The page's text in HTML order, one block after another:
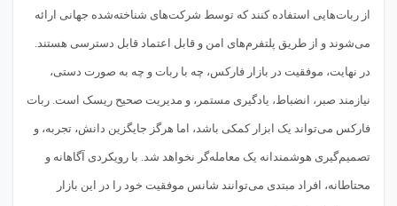
از ربات‌هایی استفاده کنند که توسط شرکت‌های شناخته‌شده جهانی ارائه
می‌شوند و از طریق پلتفرم‌های امن و قابل اعتماد قابل دسترسی هستند.
در نهایت، موفقیت در بازار فارکس، چه با ربات و چه به صورت دستی،
نیازمند صبر، انضباط، یادگیری مستمر، و مدیریت صحیح ریسک است. ربات
فارکس می‌تواند یک ابزار کمکی باشد، اما هرگز جایگزین دانش، تجربه، و
تصمیم‌گیری هوشمندانه یک معامله‌گر نخواهد شد. با رویکردی آگاهانه و
محتاطانه، افراد مبتدی می‌توانند شانس موفقیت خود را در این بازار